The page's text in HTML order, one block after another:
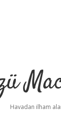
Havadan ilham